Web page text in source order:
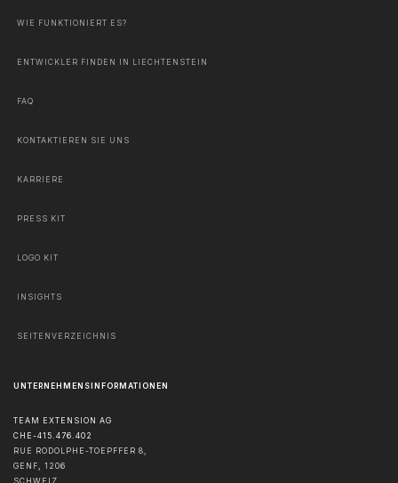
WIE FUNKTIONIERT ES?
ENTWICKLER FINDEN IN LIECHTENSTEIN
FAQ
KONTAKTIEREN SIE UNS
KARRIERE
PRESS KIT
LOGO KIT
INSIGHTS
SEITENVERZEICHNIS
UNTERNEHMENSINFORMATIONEN
TEAM EXTENSION AG
CHE-415.476.402
RUE RODOLPHE-TOEPFFER 8,
GENF, 1206